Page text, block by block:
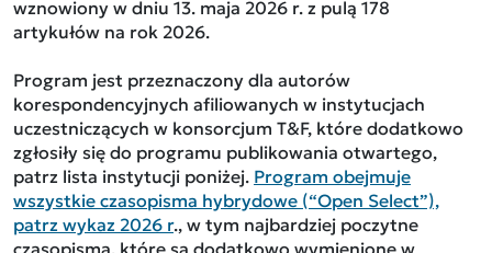
wznowiony w dniu 13. maja 2026 r. z pulą 178
artykułów na rok 2026.
Program jest przeznaczony dla autorów
korespondencyjnych afiliowanych w instytucjach
uczestniczących w konsorcjum T&F, które dodatkowo
zgłosiły się do programu publikowania otwartego,
patrz lista instytucji poniżej. Program obejmuje
wszystkie czasopisma hybrydowe (“Open Select”),
patrz wykaz 2026 r., w tym najbardziej poczytne
czasopisma, które są dodatkowo wymienione w